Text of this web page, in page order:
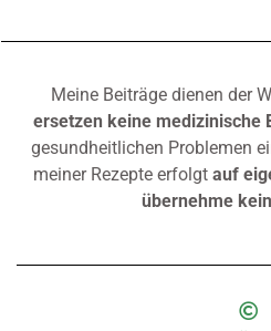
Meine Beiträge dienen der
ersetzen keine medizinische
gesundheitlichen Problemen
meiner Rezepte erfolgt auf
übernehme